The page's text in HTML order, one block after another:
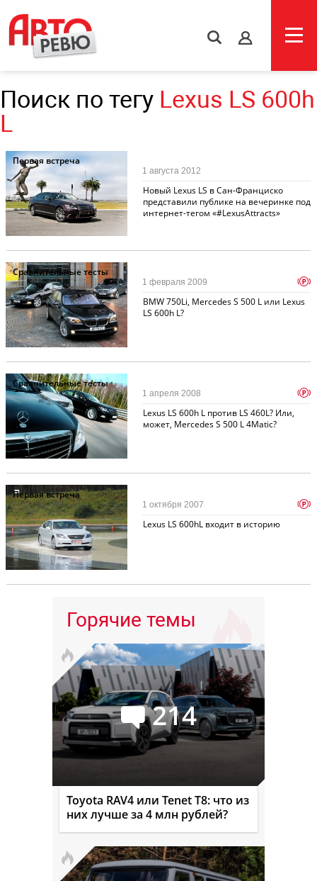
s
Поиск по тегу Lexus LS 600h
L
Первая встреча
Новый Lexus LS в Сан-Франциско
представили публике на вечеринке под
интернет-тегом «#LexusAttracts»
1 августа 2012
Сравнительные тесты
BMW 750Li, Mercedes S 500 L или Lexus
LS 600h L?
1 февраля 2009 p
Сравнительные тесты
Lexus LS 600h L против LS 460L? Или,
может, Mercedes S 500 L 4Matic?
1 апреля 2008 p
Первая встреча
Lexus LS 600hL входит в историю
1 октября 2007 p
Горячие темы
214
Toyota RAV4 или Tenet T8: что из
них лучше за 4 млн рублей?